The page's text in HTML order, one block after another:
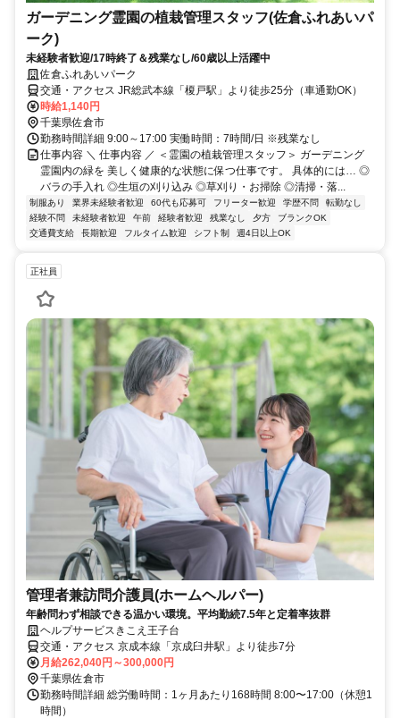
ガーデニング霊園の植栽管理スタッフ(佐倉ふれあいパ
ーク)
未経験者歓迎/17時終了＆残業なし/60歳以上活躍中
佐倉ふれあいパーク
交通・アクセス JR総武本線「榎戸駅」より徒歩25分（車通勤OK）
時給1,140円
千葉県佐倉市
勤務時間詳細 9:00～17:00 実働時間：7時間/日 ※残業なし
仕事内容 ＼ 仕事内容 ／ ＜霊園の植栽管理スタッフ＞ ガーデニング
霊園内の緑を 美しく健康的な状態に保つ仕事です。 具体的には… ◎
バラの手入れ ◎生垣の刈り込み ◎草刈り・お掃除 ◎清掃・落...
制服あり 業界未経験者歓迎 60代も応募可 フリーター歓迎 学歴不問
転勤なし
経験不問
未経験者歓迎 午前 経験者歓迎 残業なし 夕方
ブランクOK
交通費支給
長期歓迎 フルタイム歓迎 シフト制 週4日以上OK
正社員
管理者兼訪問介護員(ホームヘルパー)
年齢問わず相談できる温かい環境。平均勤続7.5年と定着率抜群
ヘルプサービスきこえ王子台
交通・アクセス 京成本線「京成臼井駅」より徒歩7分
月給262,040円～300,000円
千葉県佐倉市
勤務時間詳細 総労働時間：1ヶ月あたり168時間 8:00〜17:00（休憩1
時間）